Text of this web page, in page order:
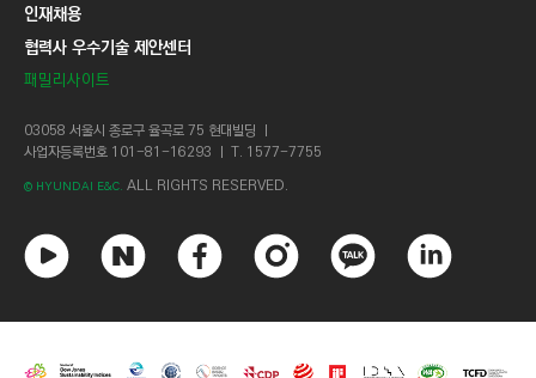
인재채용
협력사 우수기술 제안센터
패밀리사이트
03058 서울시 종로구 율곡로 75 현대빌딩 ㅣ
사업자등록번호 101-81-16293 ㅣ T. 1577-7755
© HYUNDAI E&C. ALL RIGHTS RESERVED.
튜
브
이
이
스
스
타
카
오
크
드